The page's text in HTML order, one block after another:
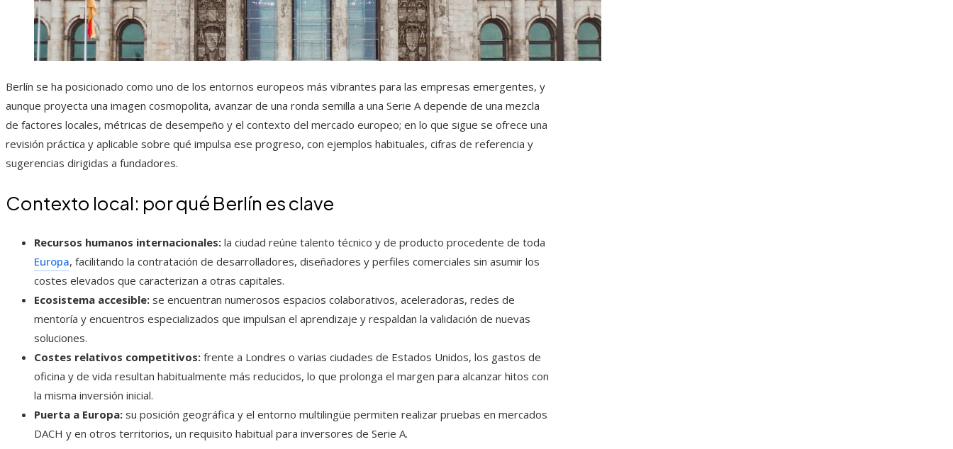
Berlín se ha posicionado como uno de los entornos europeos más vibrantes para las empresas emergentes, y
aunque proyecta una imagen cosmopolita, avanzar de una ronda semilla a una Serie A depende de una mezcla
de factores locales, métricas de desempeño y el contexto del mercado europeo; en lo que sigue se ofrece una
revisión práctica y aplicable sobre qué impulsa ese progreso, con ejemplos habituales, cifras de referencia y
sugerencias dirigidas a fundadores.
Contexto local: por qué Berlín es clave
Recursos humanos internacionales: la ciudad reúne talento técnico y de producto procedente de toda
Europa, facilitando la contratación de desarrolladores, diseñadores y perfiles comerciales sin asumir los
costes elevados que caracterizan a otras capitales.
Ecosistema accesible: se encuentran numerosos espacios colaborativos, aceleradoras, redes de
mentoría y encuentros especializados que impulsan el aprendizaje y respaldan la validación de nuevas
soluciones.
Costes relativos competitivos: frente a Londres o varias ciudades de Estados Unidos, los gastos de
oficina y de vida resultan habitualmente más reducidos, lo que prolonga el margen para alcanzar hitos con
la misma inversión inicial.
Puerta a Europa: su posición geográfica y el entorno multilingüe permiten realizar pruebas en mercados
DACH y en otros territorios, un requisito habitual para inversores de Serie A.